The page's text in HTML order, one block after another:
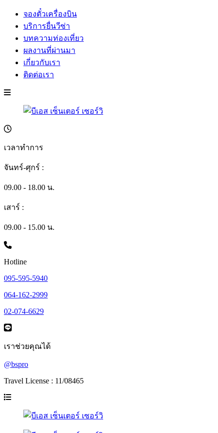
จองตั๋วเครื่องบิน
บริการยื่นวีซ่า
บทความท่องเที่ยว
ผลงานที่ผ่านมา
เกี่ยวกับเรา
ติดต่อเรา
เวลาทำการ
จันทร์-ศุกร์ :
09.00 - 18.00 น.
เสาร์ :
09.00 - 15.00 น.
Hotline
095-595-5940
064-162-2999
02-074-6629
เราช่วยคุณได้
@bspro
Travel License : 11/08465